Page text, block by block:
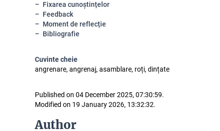
Fixarea cunoștințelor
Feedback
Moment de reflecție
Bibliografie
Cuvinte cheie
angrenare, angrenaj, asamblare, roți, dințate
Published on 04 December 2025, 07:30:59.
Modified on 19 January 2026, 13:32:32.
Author